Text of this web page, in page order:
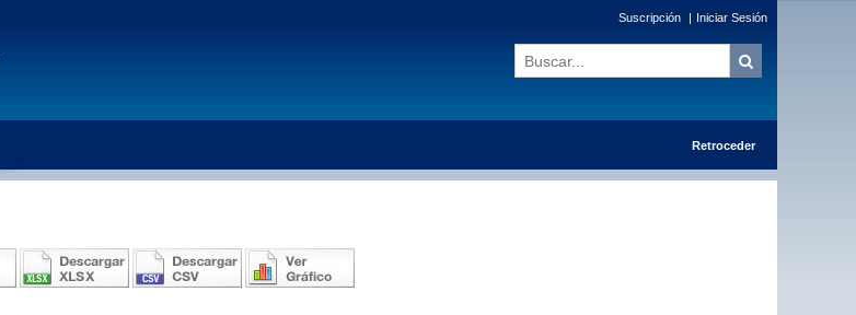
Suscripción | Iniciar Sesión
Retroceder